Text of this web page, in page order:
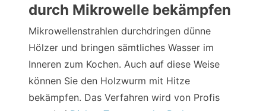
durch Mikrowelle bekämpfen
Mikrowellenstrahlen durchdringen dünne
Hölzer und bringen sämtliches Wasser im
Inneren zum Kochen. Auch auf diese Weise
können Sie den Holzwurm mit Hitze
bekämpfen. Das Verfahren wird von Profis